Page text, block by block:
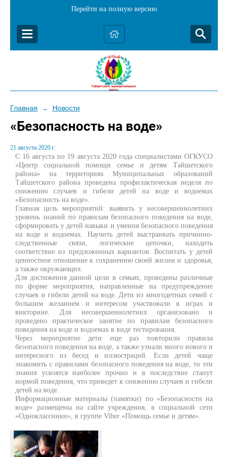
Перейти на полную версию
Главная → Новости
«Безопасность на воде»
21 августа 2020 г.
С 16 августа по 19 августа 2020 года специалистами ОГКУСО
«Центр социальной помощи семье и детям Тайшетского
района» на территориях Муниципальных образований
Тайшетского района проведена профилактическая неделя по
снижению случаев и гибели детей на воде и водоемах
«Безопасность на воде».
Главная цель мероприятий: выявить у несовершеннолетних
уровень знаний по правилам безопасного поведения на воде,
сформировать у детей навыки и умения безопасного поведения
на воде и водоемах. Научить детей выстраивать причинно-
следственные связи, логические цепочки, находить
соответствие из предложенных вариантов. Воспитать у детей
ценностное отношение к сохранению своей жизни и здоровья,
а также окружающих.
Для достижения данной цели в семьях, проведены различные
по форме мероприятия, направленные на предупреждение
случаев и гибели детей на воде. Дети из многодетных семей с
большим желанием и интересом участвовали в играх и
викторине. Для несовершеннолетних организовано и
проведено практическое занятие по правилам безопасного
поведения на воде и водоемах в виде тестирования.
Через мероприятие дети еще раз повторили правила
безопасного поведения на воде, а также узнали много нового и
интересного из бесед и иллюстраций. Если детей чаще
знакомить с правилами безопасного поведения на воде, то эти
знания усвоятся наиболее прочно и в последствие станут
нормой поведения, что приведет к снижению случаев и гибели
детей на воде.
Информационные материалы (памятки) по «Безопасности на
воде» размещены на сайте учреждения, в социальной сети
«Одноклассники», в группе Viber «Помощь семье и детям».